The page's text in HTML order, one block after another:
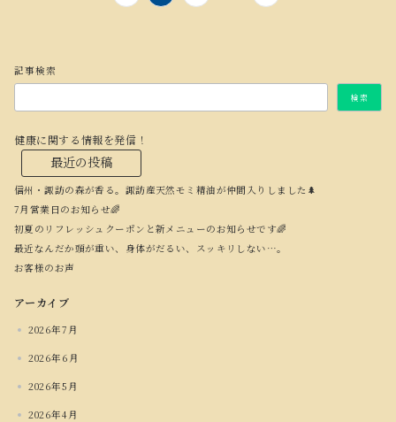
記事検索
検索
健康に関する情報を発信！
最近の投稿
信州・諏訪の森が香る。諏訪産天然モミ精油が仲間入りしました🌲
7月営業日のお知らせ🌈
初夏のリフレッシュクーポンと新メニューのお知らせです🌈
最近なんだか頭が重い、身体がだるい、スッキリしない…。
お客様のお声
アーカイブ
2026年7月
2026年6月
2026年5月
2026年4月